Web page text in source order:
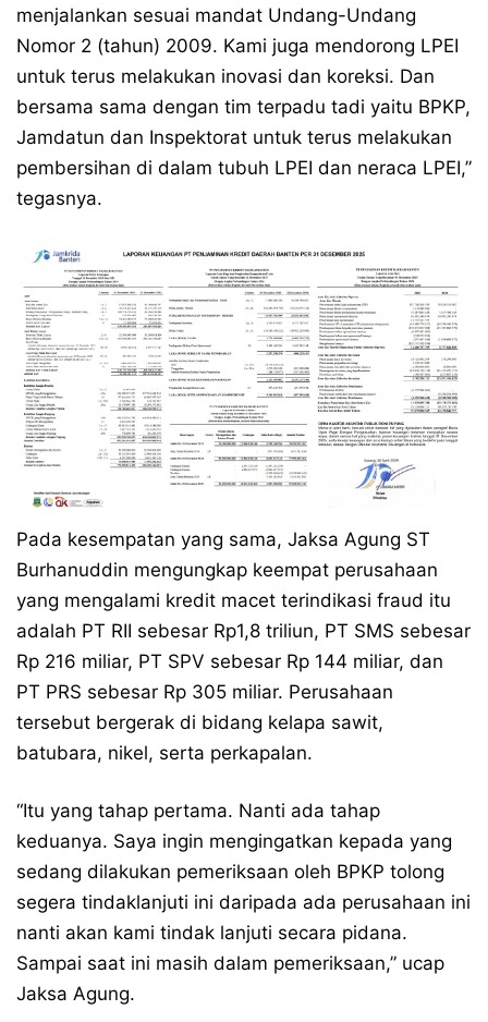
menjalankan sesuai mandat Undang-Undang
Nomor 2 (tahun) 2009. Kami juga mendorong LPEI
untuk terus melakukan inovasi dan koreksi. Dan
bersama sama dengan tim terpadu tadi yaitu BPKP,
Jamdatun dan Inspektorat untuk terus melakukan
pembersihan di dalam tubuh LPEI dan neraca LPEI,”
tegasnya.
Pada kesempatan yang sama, Jaksa Agung ST
Burhanuddin mengungkap keempat perusahaan
yang mengalami kredit macet terindikasi fraud itu
adalah PT RII sebesar Rp1,8 triliun, PT SMS sebesar
Rp 216 miliar, PT SPV sebesar Rp 144 miliar, dan
PT PRS sebesar Rp 305 miliar. Perusahaan
tersebut bergerak di bidang kelapa sawit,
batubara, nikel, serta perkapalan.
“Itu yang tahap pertama. Nanti ada tahap
keduanya. Saya ingin mengingatkan kepada yang
sedang dilakukan pemeriksaan oleh BPKP tolong
segera tindaklanjuti ini daripada ada perusahaan ini
nanti akan kami tindak lanjuti secara pidana.
Sampai saat ini masih dalam pemeriksaan,” ucap
Jaksa Agung.